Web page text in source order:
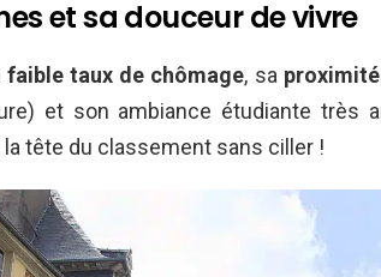
et sa douceur de vivre
faible taux de chômage, sa proximité
et son ambiance étudiante très
tête du classement sans ciller !